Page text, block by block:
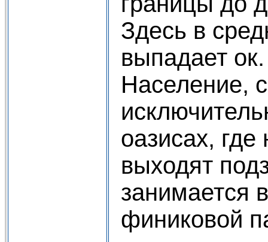
Здесь в
выпадает
Население,
оазисах, где
выходят
занимается
финиковой